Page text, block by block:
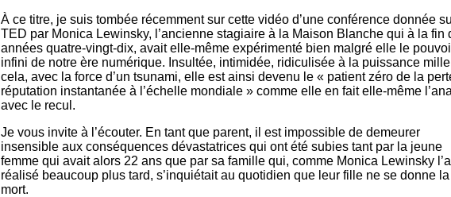
À ce titre, je suis tombée récemment sur cette vidéo d’une conférence donnée
TED par Monica Lewinsky, l’ancienne stagiaire à la Maison Blanche qui à la fin
années quatre-vingt-dix, avait elle-même expérimenté bien malgré elle le
infini de notre ère numérique. Insultée, intimidée, ridiculisée à la puissance
cela, avec la force d’un tsunami, elle est ainsi devenu le « patient zéro de la
réputation instantanée à l’échelle mondiale » comme elle en fait elle-même
avec le recul.
Je vous invite à l’écouter. En tant que parent, il est impossible de demeurer
insensible aux conséquences dévastatrices qui ont été subies tant par la jeune
femme qui avait alors 22 ans que par sa famille qui, comme Monica Lewinsky l’a
réalisé beaucoup plus tard, s’inquiétait au quotidien que leur fille ne se donne la
mort.